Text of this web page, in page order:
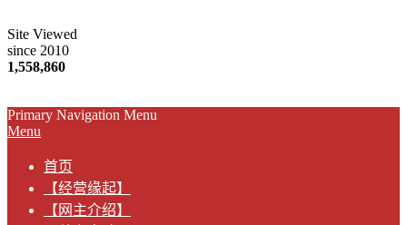
Site Viewed
since 2010
1,558,860
Primary Navigation Menu
Menu
首页
【经营缘起】
【网主介绍】